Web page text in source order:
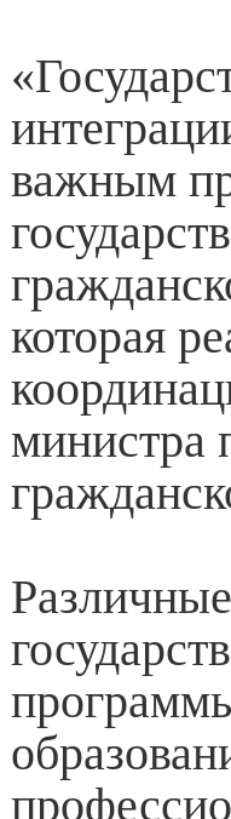
важным
которая
министра